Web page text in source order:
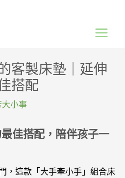
Menu
客製床墊｜延伸
搭配
大小事
佳搭配，陪伴孩子一
，這款「大手牽小手」組合床